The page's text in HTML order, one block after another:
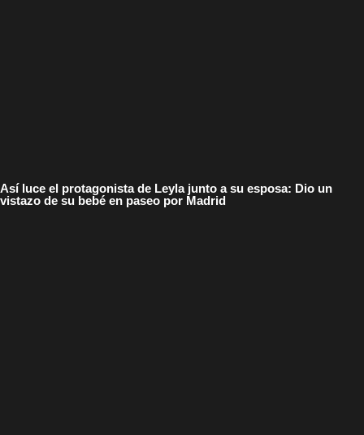
Así luce el protagonista de Leyla junto a su esposa: Dio un
vistazo de su bebé en paseo por Madrid